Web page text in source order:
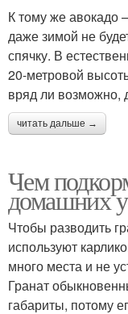
К тому же авокадо
даже зимой не
спячку. В
20-метровой
вряд ли возможно,
читать дальше →
Чем
домашних
Чтобы разводить
используют
много места и не
Гранат
габариты, потому